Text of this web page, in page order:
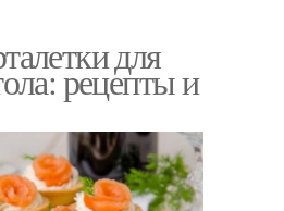
для
рецепты и